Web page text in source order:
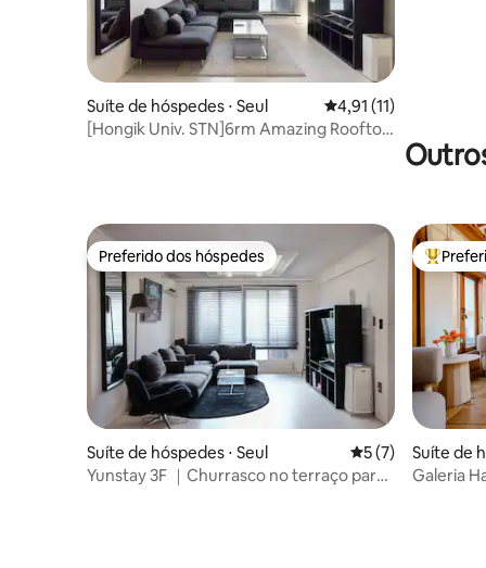
Suíte de hóspedes ⋅ Seul 4,91 de uma avaliação
4,91 (11)
[Hongik Univ. STN]6rm Amazing Rooftop
Preferido dos hóspedes
Preferido dos hóspedes
Suíte de hóspedes ⋅ Seul 5 de uma
5 (7)
Yunstay 3F ｜Churrasco no terraço para
Entre
Suíte de
gu
Galeria Hanok em uma colina para uma